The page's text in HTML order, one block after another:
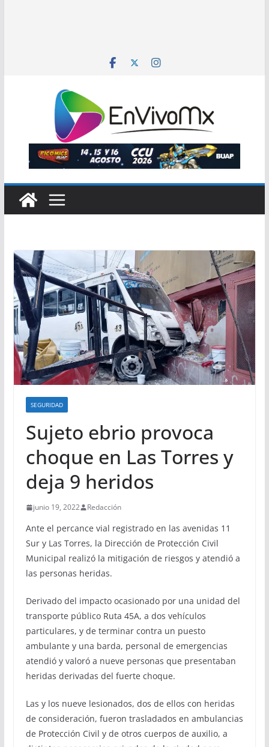
SEGURIDAD
Sujeto ebrio provoca
choque en Las Torres y
deja 9 heridos
junio 19, 2022 Redacción
Ante el percance vial registrado en las avenidas 11
Sur y Las Torres, la Dirección de Protección Civil
Municipal realizó la mitigación de riesgos y atendió a
las personas heridas.
Derivado del impacto ocasionado por una unidad del
transporte público Ruta 45A, a dos vehículos
particulares, y de terminar contra un puesto
ambulante y una barda, personal de emergencias
atendió y valoró a nueve personas que presentaban
heridas derivadas del fuerte choque.
Las y los nueve lesionados, dos de ellos con heridas
de consideración, fueron trasladados en ambulancias
de Protección Civil y de otros cuerpos de auxilio, a